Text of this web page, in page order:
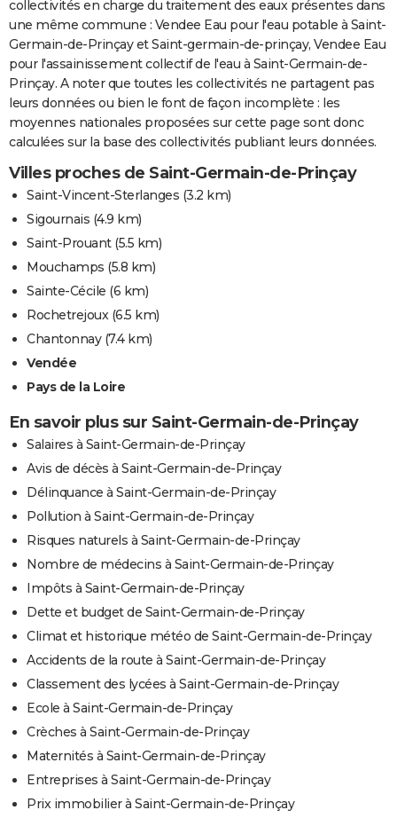
collectivités en charge du traitement des eaux présentes dans
une même commune : Vendee Eau pour l'eau potable à Saint-
Germain-de-Prinçay et Saint-germain-de-prinçay, Vendee Eau
pour l'assainissement collectif de l'eau à Saint-Germain-de-
Prinçay. A noter que toutes les collectivités ne partagent pas
leurs données ou bien le font de façon incomplète : les
moyennes nationales proposées sur cette page sont donc
calculées sur la base des collectivités publiant leurs données.
Villes proches de Saint-Germain-de-Prinçay
Saint-Vincent-Sterlanges (3.2 km)
Sigournais (4.9 km)
Saint-Prouant(5.5 km)
Mouchamps (5.8 km)
Sainte-Cécile (6 km)
Rochetrejoux(6.5 km)
Chantonnay(7.4 km)
Vendée
Pays de la Loire
En savoir plus sur Saint-Germain-de-Prinçay
Salaires à Saint-Germain-de-Prinçay
Avis de décès à Saint-Germain-de-Prinçay
Délinquance à Saint-Germain-de-Prinçay
Pollution à Saint-Germain-de-Prinçay
Risques naturels à Saint-Germain-de-Prinçay
Nombre de médecins à Saint-Germain-de-Prinçay
Impôts à Saint-Germain-de-Prinçay
Dette et budget de Saint-Germain-de-Prinçay
Climat et historique météo de Saint-Germain-de-Prinçay
Accidents de la route à Saint-Germain-de-Prinçay
Classement des lycées à Saint-Germain-de-Prinçay
Ecole à Saint-Germain-de-Prinçay
Crèches à Saint-Germain-de-Prinçay
Maternités à Saint-Germain-de-Prinçay
Entreprises à Saint-Germain-de-Prinçay
Prix immobilier à Saint-Germain-de-Prinçay